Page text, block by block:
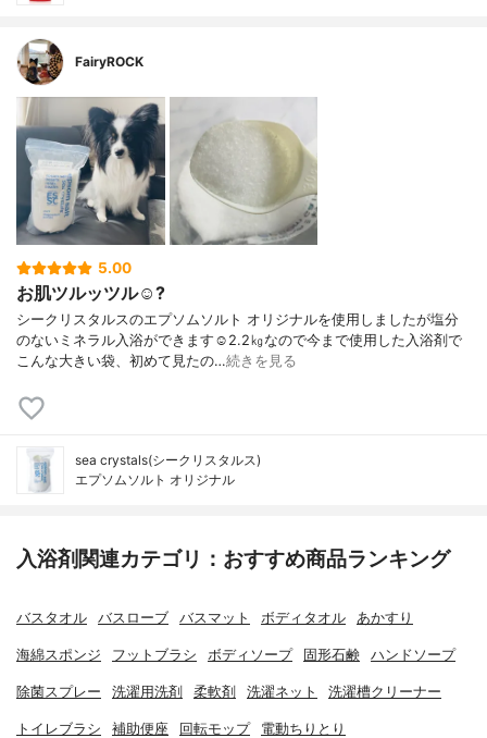
FairyROCK
5.00
お肌ツルッツル☺️?
シークリスタルスのエプソムソルト オリジナルを使用しましたが塩分
のないミネラル入浴ができます☺︎2.2㎏なので今まで使用した入浴剤で
こんな大きい袋、初めて見たの…続きを見る
sea crystals(シークリスタルス)
エプソムソルト オリジナル
入浴剤関連カテゴリ：おすすめ商品ランキング
バスタオル バスローブ バスマット ボディタオル あかすり
海綿スポンジ フットブラシ ボディソープ 固形石鹸 ハンドソープ
除菌スプレー 洗濯用洗剤 柔軟剤 洗濯ネット 洗濯槽クリーナー
トイレブラシ 補助便座 回転モップ 電動ちりとり